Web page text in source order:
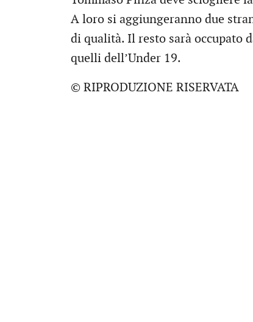
A loro si aggiungeranno due
di qualità. Il resto sarà occupato
quelli dell’Under 19.
© RIPRODUZIONE RISERVATA